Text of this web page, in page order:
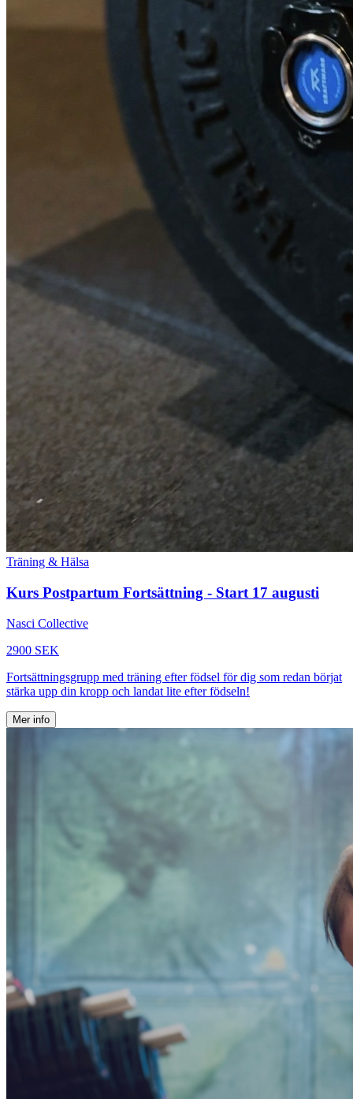
Träning & Hälsa
Kurs Postpartum Fortsättning - Start 17 augusti
Nasci Collective
2900 SEK
Fortsättningsgrupp med träning efter födsel för dig som redan börjat
stärka upp din kropp och landat lite efter födseln!
Mer info